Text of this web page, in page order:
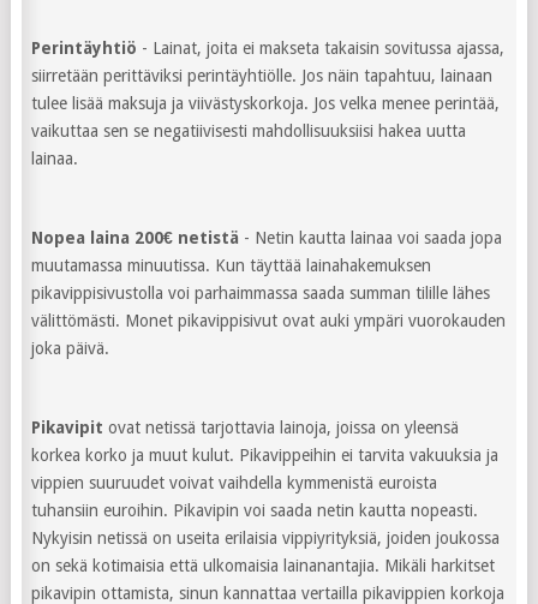
Perintäyhtiö - Lainat, joita ei makseta takaisin sovitussa ajassa,
siirretään perittäviksi perintäyhtiölle. Jos näin tapahtuu, lainaan
tulee lisää maksuja ja viivästyskorkoja. Jos velka menee perintää,
vaikuttaa sen se negatiivisesti mahdollisuuksiisi hakea uutta
lainaa.
Nopea laina 200€ netistä - Netin kautta lainaa voi saada jopa
muutamassa minuutissa. Kun täyttää lainahakemuksen
pikavippisivustolla voi parhaimmassa saada summan tilille lähes
välittömästi. Monet pikavippisivut ovat auki ympäri vuorokauden
joka päivä.
Pikavipit ovat netissä tarjottavia lainoja, joissa on yleensä
korkea korko ja muut kulut. Pikavippeihin ei tarvita vakuuksia ja
vippien suuruudet voivat vaihdella kymmenistä euroista
tuhansiin euroihin. Pikavipin voi saada netin kautta nopeasti.
Nykyisin netissä on useita erilaisia vippiyrityksiä, joiden joukossa
on sekä kotimaisia että ulkomaisia lainanantajia. Mikäli harkitset
pikavipin ottamista, sinun kannattaa vertailla pikavippien korkoja